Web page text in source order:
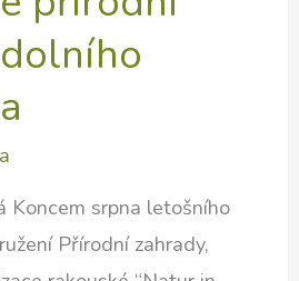
Koncem srpna letošního
Přírodní zahrady,